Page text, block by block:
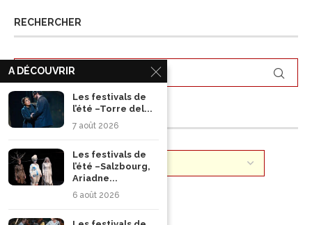
RECHERCHER
ARCHIVES
A DÉCOUVRIR
Les festivals de
l’été –Torre del...
7 août 2026
Les festivals de
l’été –Salzbourg,
Ariadne...
6 août 2026